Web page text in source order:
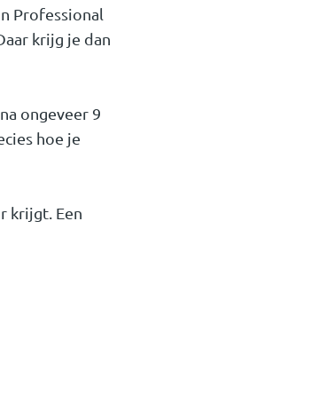
Professional
krijg je dan
ongeveer 9
hoe je
krijgt. Een